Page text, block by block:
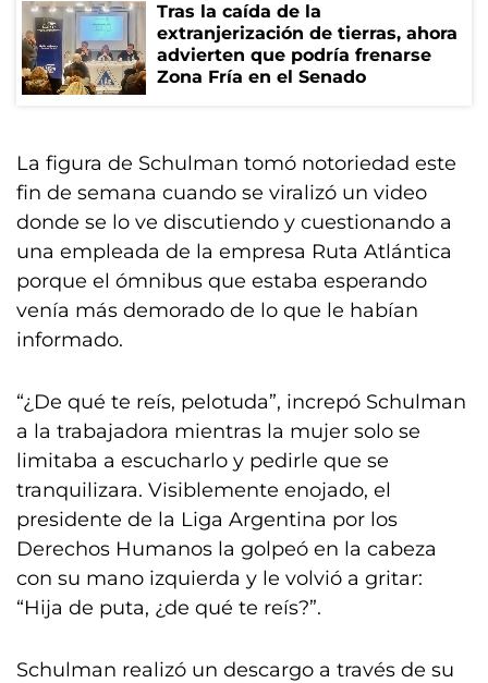
Tras la caída de la
extranjerización de tierras, ahora
advierten que podría frenarse
Zona Fría en el Senado
La figura de Schulman tomó notoriedad este
fin de semana cuando se viralizó un video
donde se lo ve discutiendo y cuestionando a
una empleada de la empresa Ruta Atlántica
porque el ómnibus que estaba esperando
venía más demorado de lo que le habían
informado.
“¿De qué te reís, pelotuda”, increpó Schulman
a la trabajadora mientras la mujer solo se
limitaba a escucharlo y pedirle que se
tranquilizara. Visiblemente enojado, el
presidente de la Liga Argentina por los
Derechos Humanos la golpeó en la cabeza
con su mano izquierda y le volvió a gritar:
“Hija de puta, ¿de qué te reís?”.
Schulman realizó un descargo a través de su